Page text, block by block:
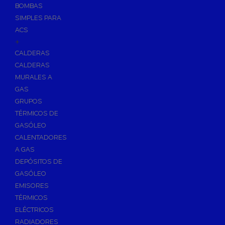
Sumideros para Piscinas
Accesorios para Piscinas
Productos Químicos para Piscinas
Reguladores de PH
Antialgas para Piscinas
Floculante para Piscinas
Cloro para Piscinas
Desinfección de Piscinas sin Cloro
Invernaje de Piscinas
Limpiadores de Piscinas
Kits Analizadores
Dosificadores
Riego, Jardín y Fuentes
BOMBAS
SIMPLES PARA
ACS
+
CALDERAS
CALDERAS
MURALES A
GAS
GRUPOS
TÉRMICOS DE
GASÓLEO
CALENTADORES
A GAS
DEPÓSITOS DE
GASÓLEO
EMISORES
TÉRMICOS
ELÉCTRICOS
RADIADORES